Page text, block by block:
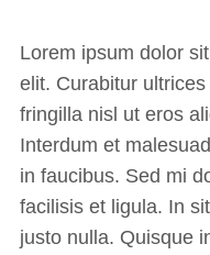
Lorem ipsum dolor
elit. Curabitur
fringilla nisl ut eros
Interdum et
in faucibus. Sed mi
facilisis et ligula. In
justo nulla. Quisque